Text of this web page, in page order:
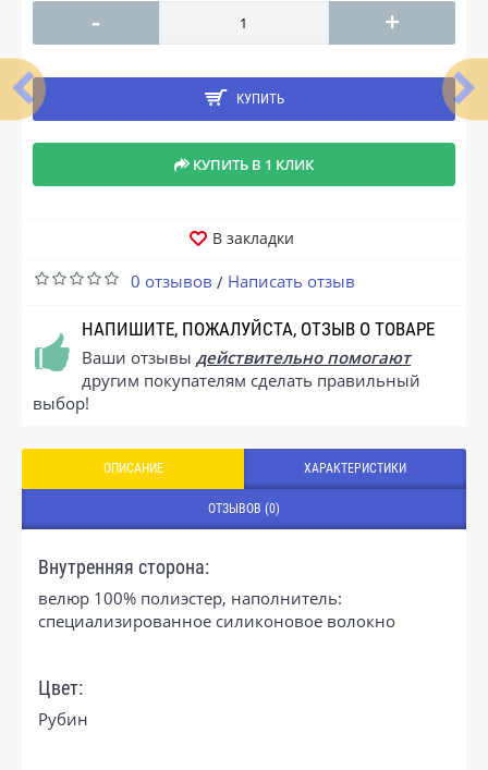
- +
КУПИТЬ
КУПИТЬ В 1 КЛИК
В закладки
0 отзывов / Написать отзыв
НАПИШИТЕ, ПОЖАЛУЙСТА, ОТЗЫВ О ТОВАРЕ
Ваши отзывы действительно помогают
другим покупателям сделать правильный
выбор!
ОПИСАНИЕ ХАРАКТЕРИСТИКИ
ОТЗЫВОВ (0)
Внутренняя сторона:
велюр 100% полиэстер, наполнитель:
специализированное силиконовое волокно
Цвет:
Рубин